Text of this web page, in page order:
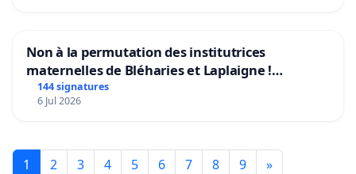
Non à la permutation des institutrices
maternelles de Bléharies et Laplaigne !
Préservons la stabilité de nos enfants.
144 signatures
6 Jul 2026
1 2 3 4 5 6 7 8 9 »